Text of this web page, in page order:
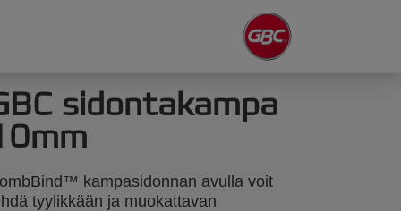
sidontakampa
kampasidonnan avulla voit
tyylikkään ja muokattavan